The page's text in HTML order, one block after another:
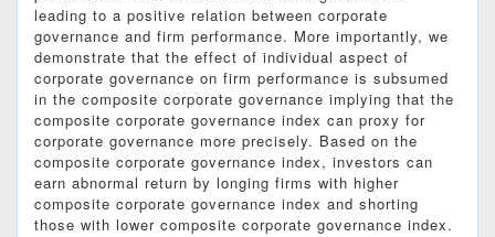
leading to a positive relation between corporate
governance and firm performance. More importantly, we
demonstrate that the effect of individual aspect of
corporate governance on firm performance is subsumed
in the composite corporate governance implying that the
composite corporate governance index can proxy for
corporate governance more precisely. Based on the
composite corporate governance index, investors can
earn abnormal return by longing firms with higher
composite corporate governance index and shorting
those with lower composite corporate governance index.